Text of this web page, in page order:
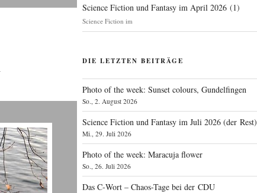
Science Fiction und Fantasy im April 2026 (1)
Science Fiction im
DIE LETZTEN BEITRÄGE
Photo of the week: Sunset colours, Gundelfingen
So., 2. August 2026
Science Fiction und Fantasy im Juli 2026 (der Rest)
Mi., 29. Juli 2026
Photo of the week: Maracuja flower
So., 26. Juli 2026
Das C‑Wort – Chaos-Tage bei der CDU